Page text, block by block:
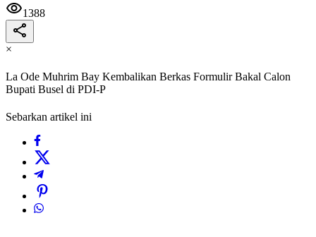
1388
×
La Ode Muhrim Bay Kembalikan Berkas Formulir Bakal Calon
Bupati Busel di PDI-P
Sebarkan artikel ini